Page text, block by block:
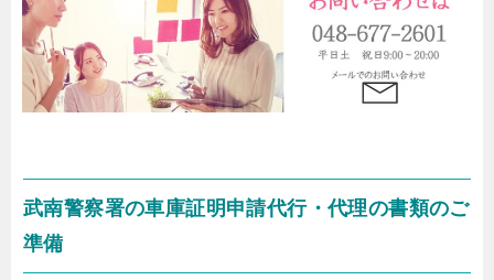
武南警察署の車庫証明申請代行・代理の書類のご
準備